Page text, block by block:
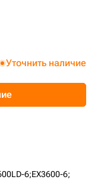
6;EX3600-6;
Уточнить наличие